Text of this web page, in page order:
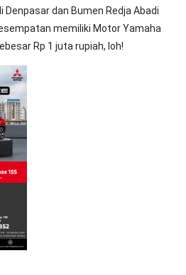
Denpasar dan Bumen Redja Abadi
memiliki Motor Yamaha
Rp 1 juta rupiah, loh!